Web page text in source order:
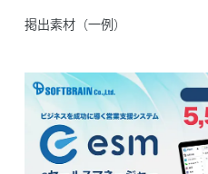
掲出素材（一例）